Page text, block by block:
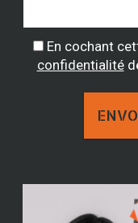
En cochant
confidentialité